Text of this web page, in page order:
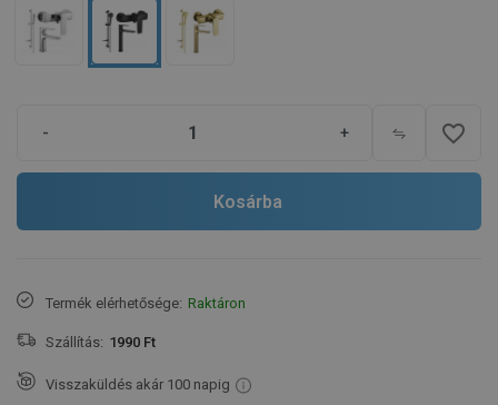
- + favorite_border
Kosárba
Termék elérhetősége: Raktáron
Szállítás: 1990 Ft
Visszaküldés akár 100 napig